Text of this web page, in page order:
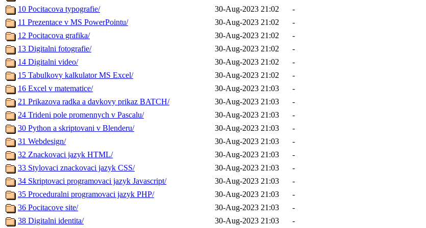
10 Pocitacova typografie/
30-Aug-2023 21:02
-
11 Prezentace v MS PowerPointu/
30-Aug-2023 21:02
-
12 Pocitacova grafika/
30-Aug-2023 21:02
-
13 Digitalni fotografie/
30-Aug-2023 21:02
-
14 Digitalni video/
30-Aug-2023 21:02
-
15 Tabulkovy kalkulator MS Excel/
30-Aug-2023 21:02
-
16 Excel v matematice/
30-Aug-2023 21:03
-
21 Prikazova radka a davkovy prikaz BATCH/
30-Aug-2023 21:03
-
24 Trideni pole promennych v Pascalu/
30-Aug-2023 21:03
-
30 Python a skriptovani v Blenderu/
30-Aug-2023 21:03
-
31 Webdesign/
30-Aug-2023 21:03
-
32 Znackovaci jazyk HTML/
30-Aug-2023 21:03
-
33 Stylovaci znackovaci jazyk CSS/
30-Aug-2023 21:03
-
34 Skriptovaci programovaci jazyk Javascript/
30-Aug-2023 21:03
-
35 Proceduralni programovaci jazyk PHP/
30-Aug-2023 21:03
-
36 Pocitacove site/
30-Aug-2023 21:03
-
38 Digitalni identita/
30-Aug-2023 21:03 -